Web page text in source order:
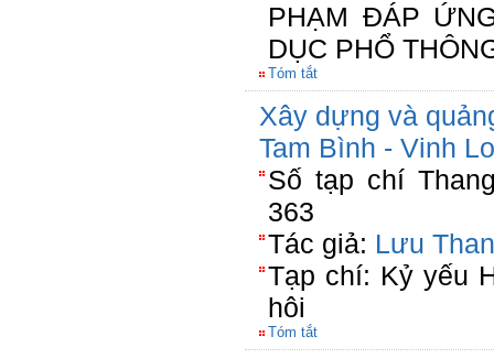
PHẠM ĐÁP
DỤC PHỔ
Tóm tắt
Xây dựng và
Tam Bình - Vinh
Số tạp chí
363
Tác giả: Lưu
Tạp chí: Kỷ yếu
hôi
Tóm tắt